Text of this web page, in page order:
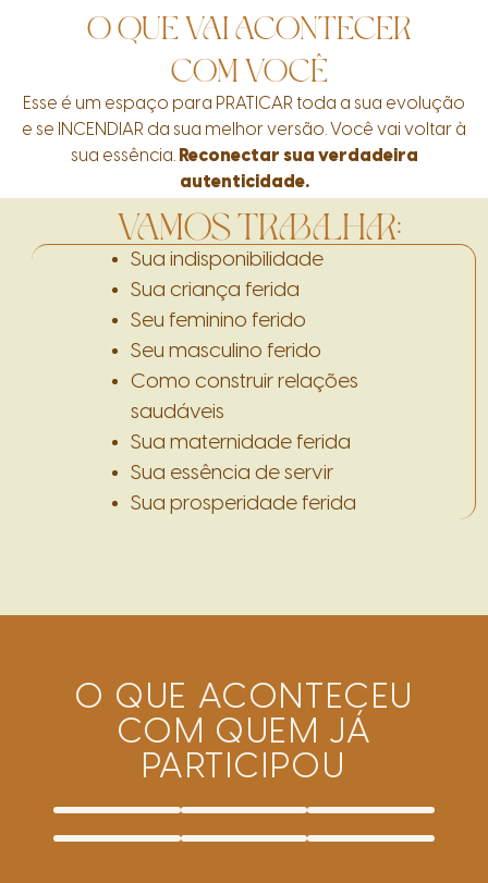
O QUE VAI ACONTECER
COM VOCÊ
Esse é um espaço para PRATICAR toda a sua evolução
e se INCENDIAR da sua melhor versão. Você vai voltar à
sua essência. Reconectar sua verdadeira
autenticidade.
VAMOS TRABALHAR:
Sua indisponibilidade
Sua criança ferida
Seu feminino ferido
Seu masculino ferido
Como construir relações
saudáveis
Sua maternidade ferida
Sua essência de servir
Sua prosperidade ferida
O QUE ACONTECEU
COM QUEM JÁ
PARTICIPOU